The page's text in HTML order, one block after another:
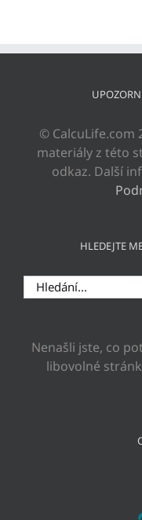
© CalcuLife.com
materiály z této
odkaz. Další
HLEDEJTE
Hledat:
Nenašli jste, co
libovolné